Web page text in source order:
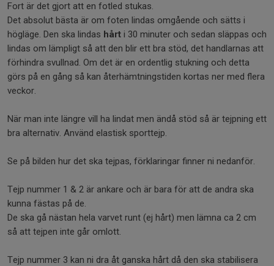
Fort är det gjort att en fotled stukas.
Det absolut bästa är om foten lindas omgående och sätts i
högläge. Den ska lindas hårt i 30 minuter och sedan släppas och
lindas om lämpligt så att den blir ett bra stöd, det handlarnas att
förhindra svullnad. Om det är en ordentlig stukning och detta
görs på en gång så kan återhämtningstiden kortas ner med flera
veckor.
När man inte längre vill ha lindat men ändå stöd så är tejpning ett
bra alternativ. Använd elastisk sporttejp.
Se på bilden hur det ska tejpas, förklaringar finner ni nedanför.
Tejp nummer 1 & 2 är ankare och är bara för att de andra ska
kunna fästas på de.
De ska gå nästan hela varvet runt (ej hårt) men lämna ca 2 cm
så att tejpen inte går omlott.
Tejp nummer 3 kan ni dra åt ganska hårt då den ska stabilisera